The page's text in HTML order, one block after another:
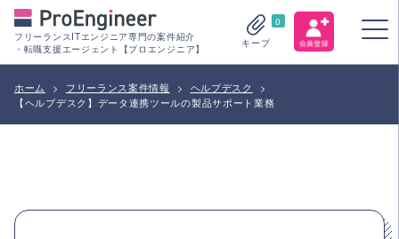
フリーランスITエンジニア専門の案件紹介
・転職支援エージェント【プロエンジニア】
0
キープ
ホーム > フリーランス案件情報 > ヘルプデスク
>
【ヘルプデスク】データ連携ツールの製品サポート業務